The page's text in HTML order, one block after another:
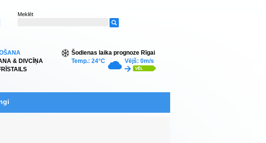
Meklēt
& DIVCĪŅA
Šodienas laika prognoze Rīgai
Temp.: 24°C
Vējš: 0m/s